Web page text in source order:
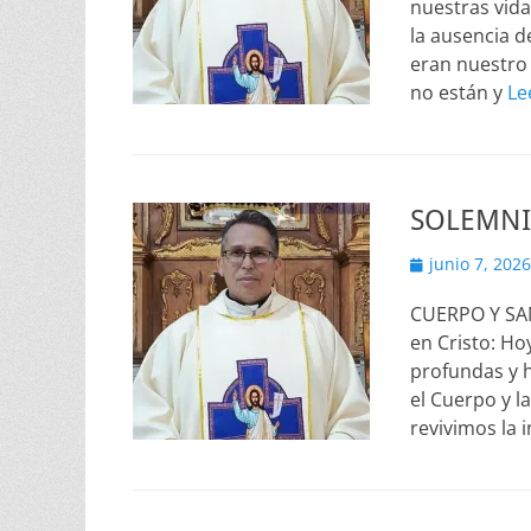
nuestras
la ausencia
eran nuestro
no están y
Publicado
junio 7, 2026
CUERPO Y
en Cristo:
profundas y
el Cuerpo y
revivimos la